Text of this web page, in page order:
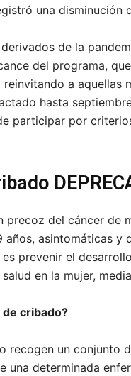
una disminución
de la
del programa,
reinvitando a aquellas
hasta
participar por
del cáncer de
asintomáticas y
prevenir el
en la mujer,
cribado?
recogen un conjunto
una determinada